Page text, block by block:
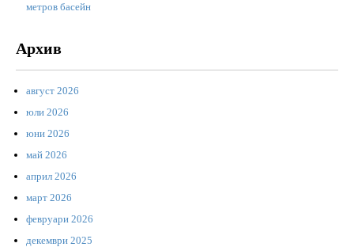
метров басейн
Архив
август 2026
юли 2026
юни 2026
май 2026
април 2026
март 2026
февруари 2026
декември 2025